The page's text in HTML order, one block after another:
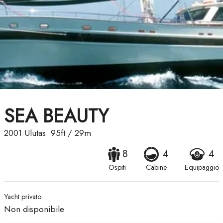
SEA BEAUTY
2001 Ulutas 95ft/ 29m
8
Ospiti
4
Cabine
4
Equipaggio
Yacht privato
Non disponibile